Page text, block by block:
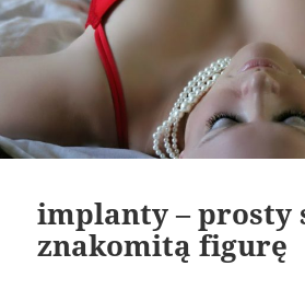
implanty – prosty
znakomitą figurę